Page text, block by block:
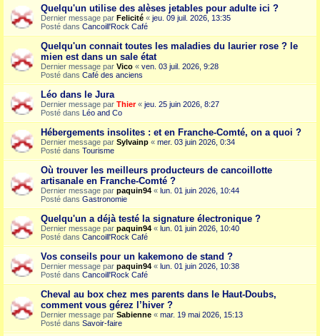
Quelqu'un utilise des alèses jetables pour adulte ici ?
Dernier message par Felicité « jeu. 09 juil. 2026, 13:35
Posté dans Cancoill'Rock Café
Quelqu'un connait toutes les maladies du laurier rose ? le
mien est dans un sale état
Dernier message par Vico « ven. 03 juil. 2026, 9:28
Posté dans Café des anciens
Léo dans le Jura
Dernier message par Thier« jeu. 25 juin 2026, 8:27
Posté dans Léo and Co
Hébergements insolites : et en Franche-Comté, on a quoi ?
Dernier message par Sylvainp « mer. 03 juin 2026, 0:34
Posté dans Tourisme
Où trouver les meilleurs producteurs de cancoillotte
artisanale en Franche-Comté ?
Dernier message par paquin94 « lun. 01 juin 2026, 10:44
Posté dans Gastronomie
Quelqu'un a déjà testé la signature électronique ?
Dernier message par paquin94 « lun. 01 juin 2026, 10:40
Posté dans Cancoill'Rock Café
Vos conseils pour un kakemono de stand ?
Dernier message par paquin94 « lun. 01 juin 2026, 10:38
Posté dans Cancoill'Rock Café
Cheval au box chez mes parents dans le Haut-Doubs,
comment vous gérez l’hiver ?
Dernier message par Sabienne « mar. 19 mai 2026, 15:13
Posté dans Savoir-faire